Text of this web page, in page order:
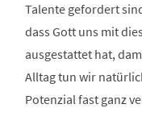
Talente gefordert
dass Gott uns mit
ausgestattet hat,
Alltag tun wir
Potenzial fast ganz